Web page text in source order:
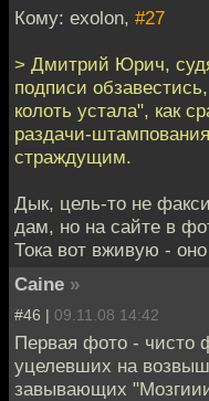
Кому: exolon, #27
> Дмитрий Юрич,
подписи
колоть устала", как
раздачи-
страждущим.
Дык, цель-то не
дам, но на сайте в
Тока вот вживую -
Caine »
#46 | 09.11.08 14:42
Первая фото - чисто
уцелевших на
завывающих